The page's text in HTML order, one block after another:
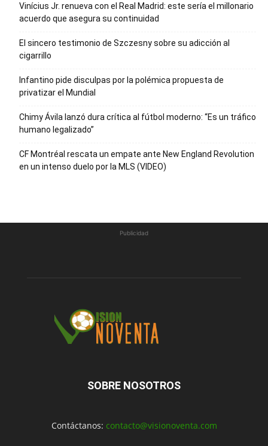
Vinícius Jr. renueva con el Real Madrid: este sería el millonario
acuerdo que asegura su continuidad
El sincero testimonio de Szczesny sobre su adicción al
cigarrillo
Infantino pide disculpas por la polémica propuesta de
privatizar el Mundial
Chimy Ávila lanzó dura crítica al fútbol moderno: “Es un tráfico
humano legalizado”
CF Montréal rescata un empate ante New England Revolution
en un intenso duelo por la MLS (VIDEO)
Publicidad
SOBRE NOSOTROS
Contáctanos: contacto@visionoventa.com